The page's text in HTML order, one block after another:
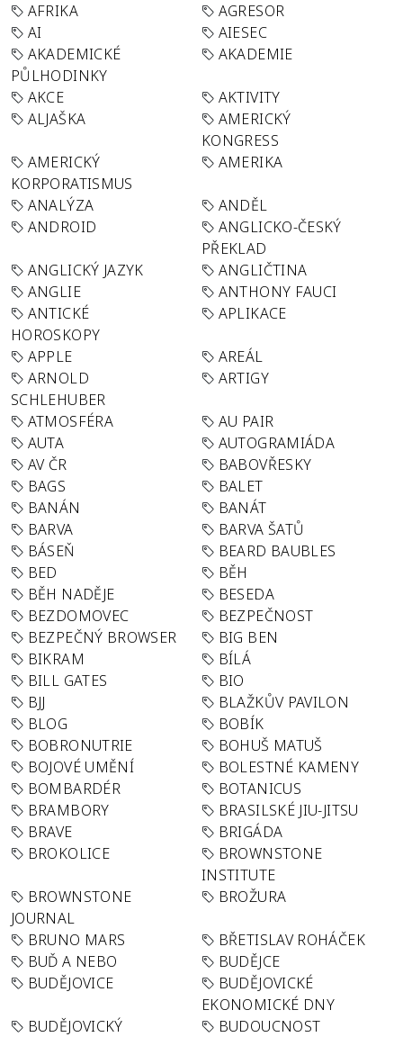
AFRIKA
AGRESOR
AI
AIESEC
AKADEMICKÉ
PŮLHODINKY
AKADEMIE
AKCE
AKTIVITY
ALJAŠKA
AMERICKÝ
KONGRESS
AMERICKÝ
KORPORATISMUS
AMERIKA
ANALÝZA
ANDĚL
ANDROID
ANGLICKO-ČESKÝ
PŘEKLAD
ANGLICKÝ JAZYK
ANGLIČTINA
ANGLIE
ANTHONY FAUCI
ANTICKÉ
HOROSKOPY
APLIKACE
APPLE
AREÁL
ARNOLD
SCHLEHUBER
ARTIGY
ATMOSFÉRA
AU PAIR
AUTA
AUTOGRAMIÁDA
AV ČR
BABOVŘESKY
BAGS
BALET
BANÁN
BANÁT
BARVA
BARVA ŠATŮ
BÁSEŇ
BEARD BAUBLES
BED
BĚH
BĚH NADĚJE
BESEDA
BEZDOMOVEC
BEZPEČNOST
BEZPEČNÝ BROWSER
BIG BEN
BIKRAM
BÍLÁ
BILL GATES
BIO
BJJ
BLAŽKŮV PAVILON
BLOG
BOBÍK
BOBRONUTRIE
BOHUŠ MATUŠ
BOJOVÉ UMĚNÍ
BOLESTNÉ KAMENY
BOMBARDÉR
BOTANICUS
BRAMBORY
BRASILSKÉ JIU-JITSU
BRAVE
BRIGÁDA
BROKOLICE
BROWNSTONE
INSTITUTE
BROWNSTONE
JOURNAL
BROŽURA
BRUNO MARS
BŘETISLAV ROHÁČEK
BUĎ A NEBO
BUDĚJCE
BUDĚJOVICE
BUDĚJOVICKÉ
EKONOMICKÉ DNY
BUDĚJOVICKÝ
BUDOUCNOST